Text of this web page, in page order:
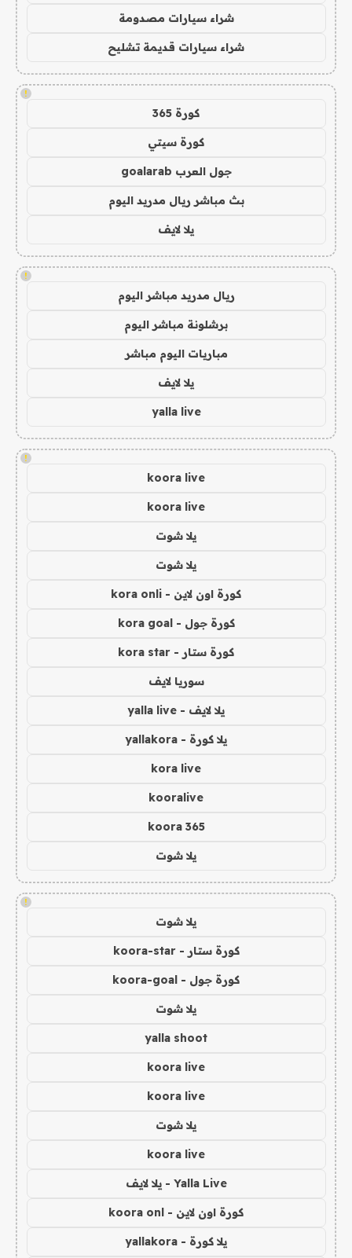
شراء سيارات مصدومة
شراء سيارات قديمة تشليح
!
كورة 365
كورة سيتي
جول العرب goalarab
بث مباشر ريال مدريد اليوم
يلا لايف
!
ريال مدريد مباشر اليوم
برشلونة مباشر اليوم
مباريات اليوم مباشر
يلا لايف
yalla live
!
koora live
koora live
يلا شوت
يلا شوت
كورة اون لاين - kora onli
كورة جول - kora goal
كورة ستار - kora star
سوريا لايف
يلا لايف - yalla live
يلا كورة - yallakora
kora live
kooralive
koora 365
يلا شوت
!
يلا شوت
كورة ستار - koora-star
كورة جول - koora-goal
يلا شوت
yalla shoot
koora live
koora live
يلا شوت
koora live
Yalla Live - يلا لايف
كورة اون لاين - koora onl
يلا كورة - yallakora